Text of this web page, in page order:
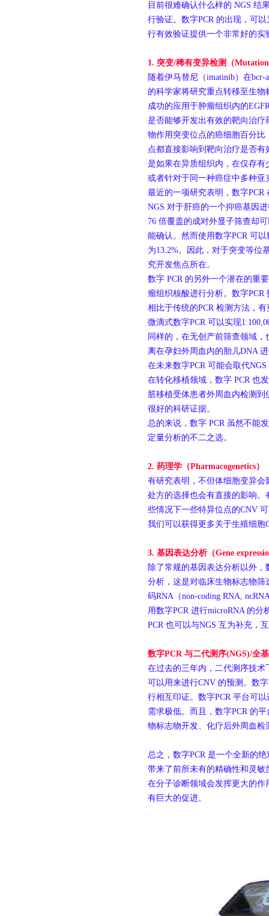
目前很难确认什么样的 NGS 结
行验证。数字PCR 的出现，可
行有效验证提供一个非常好的实
1. 突变/稀有变异检测（
随着伊马替尼（imatinib）在
的科学家将研究重点转移至生
成功的应用于肿瘤组织内的
是否能够开发出有效的靶向治
物作用突变位点的癌细胞百分
点都直接影响到靶向治疗是否
是如果在异质组织内，在仅存
或者针对于同一种癌症中多种
最近的一项研究表明，数字
NGS 对于肝癌的一个抑癌基因
76 倍覆盖的成对外显子筛查却
能确认。然而使用数字PCR 可
为13.2%。因此，对于突变等位
究开发焦点所在。
数字 PCR 的另外一个潜在的重
瘤组织核酸进行分析。数字
相比于传统的PCR 检测方法，
微滴式数字PCR 可以实现
同样的，在无创产前筛查领域
离在孕妇外周血内的胎儿DNA
在未来数字PCR 可能会取代
在转化移植领域，数字 PCR 也
脏移植受体患者外周血内检测
很好的科研证据。
总的来说，数字 PCR 虽然不能
定量分析的不二之选。
2. 药理学（Pharmacogenetics）
有研究表明，不但体细胞变异
处方的选择也会有直接的影响。
些情况下一些特异位点的CNV
我们可以获得更多关于生殖细
3. 基因表达分析（Gene
除了常规的基因表达分析以外
分析，这是对临床生物标志物
码RNA（non-coding RNA,
用数字PCR 进行microRNA 的
PCR 也可以与NGS 互为补充，
数字PCR 与二代测序(NGS)/全
在过去的三年内，二代测序技术
可以用来进行CNV 的预测。数
行相互印证。数字PCR 平台可
需求极低。而且，数字PCR 的
物标志物开发、化疗后外周血检
总之，数字PCR 是一个全新的
带来了前所未有的精确性和灵敏
在分子诊断领域会发挥更大的
有巨大的促进。